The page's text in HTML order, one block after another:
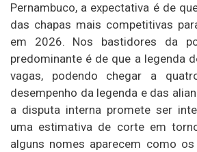
Pernambuco, a expectativa é de
das chapas mais competitivas
em 2026. Nos bastidores da
predominante é de que a legenda
vagas, podendo chegar a
desempenho da legenda e das
a disputa interna promete ser
uma estimativa de corte em
alguns nomes aparecem como